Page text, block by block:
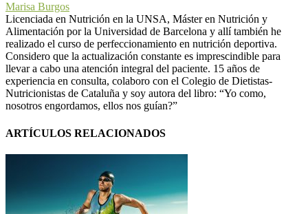
Marisa Burgos
Licenciada en Nutrición en la UNSA, Máster en Nutrición y
Alimentación por la Universidad de Barcelona y allí también he
realizado el curso de perfeccionamiento en nutrición deportiva.
Considero que la actualización constante es imprescindible para
llevar a cabo una atención integral del paciente. 15 años de
experiencia en consulta, colaboro con el Colegio de Dietistas-
Nutricionistas de Cataluña y soy autora del libro: “Yo como,
nosotros engordamos, ellos nos guían?”
ARTÍCULOS RELACIONADOS